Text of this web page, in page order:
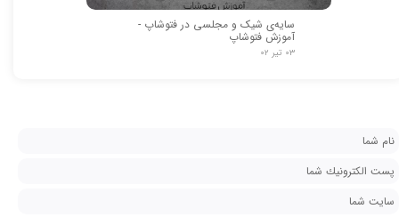
سایه‌ی شیک و مجلسی در فتوشاپ -
آموزش فتوشاپ
۰۳ تیر ۰۲